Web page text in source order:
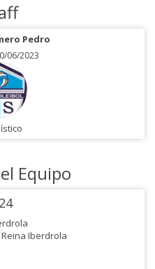
Pedro
06/2023
Equipo
Reina Iberdrola